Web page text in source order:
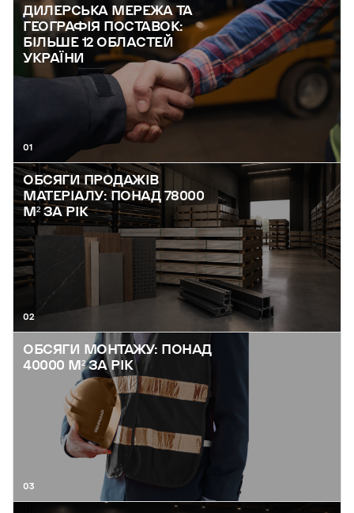
ДИЛЕРСЬКА МЕРЕЖА ТА
ГЕОГРАФІЯ ПОСТАВОК:
БІЛЬШЕ 12 ОБЛАСТЕЙ
УКРАЇНИ
01
ОБСЯГИ ПРОДАЖІВ
МАТЕРІАЛУ: ПОНАД 78000
М² ЗА РІК
02
ОБСЯГИ МОНТАЖУ: ПОНАД
40000 М² ЗА РІК
03